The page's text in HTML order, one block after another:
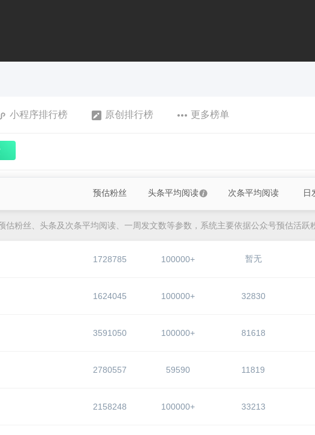
小程序排行榜 原创排行榜 更多榜单
预估粉丝 头条平均阅读 次条平均阅读 日
粉丝、头条及次条平均阅读、一周发文数等参数，系统主要依据公众号预估活跃
1728785 100000+ 暂无
1624045 100000+ 32830
3591050 100000+ 81618
2780557 59590 11819
2158248 100000+ 33213